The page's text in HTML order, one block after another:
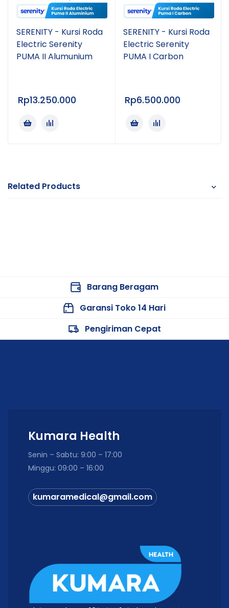
SERENITY - Kursi Roda
Electric Serenity
PUMA II Alumunium
Rp13.250.000
SERENITY - Kursi Roda
Electric Serenity
PUMA I Carbon
Rp6.500.000
Related Products
Barang Beragam
Garansi Toko 14 Hari
Pengiriman Cepat
Kumara Health
Senin – Sabtu: 9:00 – 17:00
Minggu: 09:00 – 16:00
kumaramedical@gmail.com